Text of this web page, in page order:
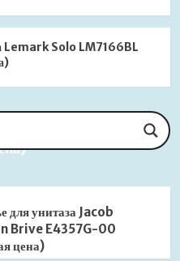
Lemark Solo LM7166BL
Delafon Brive
для унитаза Jacob
Brive E4357G-00
цена)